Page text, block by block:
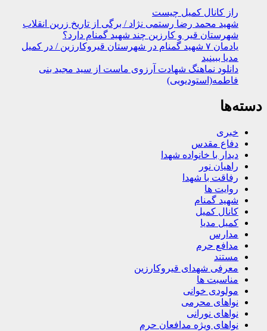
راز کانال کمیل چیست
شهید محمد رضا رستمی نژاد / برگی از تاریخ زرین انقلاب
شهرستان قیر و کارزین چند شهید گمنام دارد؟
یادمان ۷ شهید گمنام در شهرستان قیروکارزین / در کمیل
مدیا ببینید
دانلود نماهنگ شهادت آرزوی ماست از سید مجید بنی
فاطمه(استودیویی)
دسته‌ها
خبری
دفاع مقدس
دیدار با خانواده شهدا
راهیان نور
رفاقت با شهدا
روایت ها
شهید گمنام
کانال کمیل
کمیل مدیا
مدارس
مدافع حرم
مستند
معرفی شهدای قیروکارزین
مناسبت ها
مولودی خوانی
نواهای محرمی
نواهای نورانی
نواهای ویژه مدافعان حرم